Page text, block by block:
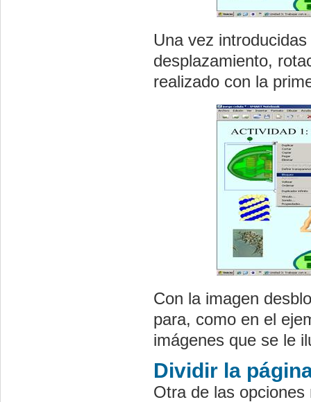
Una vez
desplazamiento,
realizado con la
Con la imagen
para, como en el
imágenes que se le
Dividir la
Otra de las